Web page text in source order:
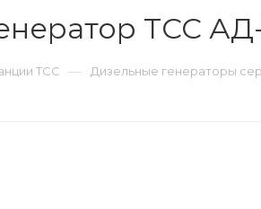
ТСС
ТСС — Дизельные генераторы